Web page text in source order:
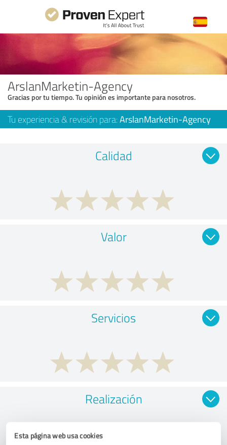
Esta página web usa cookies
ArslanMarketin-Agency
Gracias por tu tiempo. Tu opinión es importante para nosotros.
Tu experiencia & revisión para: ArslanMarketin-Agency
Calidad
Valor
Servicios
Realización